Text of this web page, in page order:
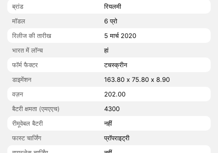
ब्रांड
रियलमी
मॉडल
6 प्रो
रिलीज की तारीख
5 मार्च 2020
भारत में लॉन्च
हां
फॉर्म फैक्टर
टचस्क्रीन
डाइमेंशन
163.80 x 75.80 x 8.90
वज़न
202.00
बैटरी क्षमता (एमएएच)
4300
रीमूवेबल बैटरी
नहीं
फास्ट चार्जिंग
प्रॉपराइट्री